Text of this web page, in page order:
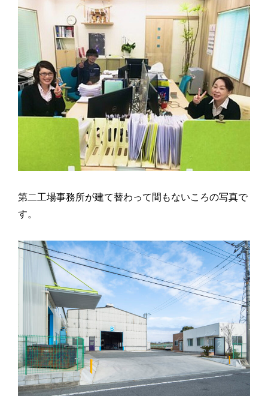
第二工場事務所が建て替わって間もないころの写真で
す。